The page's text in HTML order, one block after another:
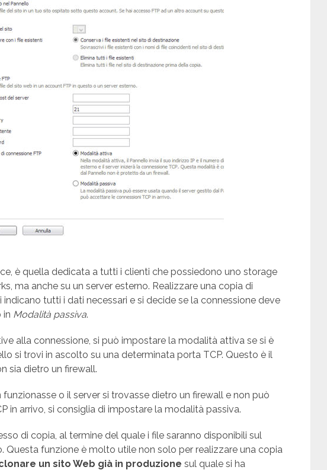
è quella dedicata a tutti i clienti che possiedono uno storage
ma anche su un server esterno. Realizzare una copia di
indicano tutti i dati necessari e si decide se la connessione deve
in Modalità passiva.
alla connessione, si può impostare la modalità attiva se si è
si trovi in ascolto su una determinata porta TCP. Questo è il
sia dietro un firewall.
o il server si trovasse dietro un firewall e non può
in arrivo, si consiglia di impostare la modalità passiva.
di copia, al termine del quale i file saranno disponibili sul
Questa funzione è molto utile non solo per realizzare una copia
un sito Web già in produzione sul quale si ha